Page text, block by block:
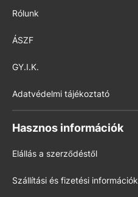
Rólunk
ÁSZF
GY.I.K.
Adatvédelmi tájékoztató
Hasznos információk
Elállás a szerződéstől
Szállítási és fizetési információk